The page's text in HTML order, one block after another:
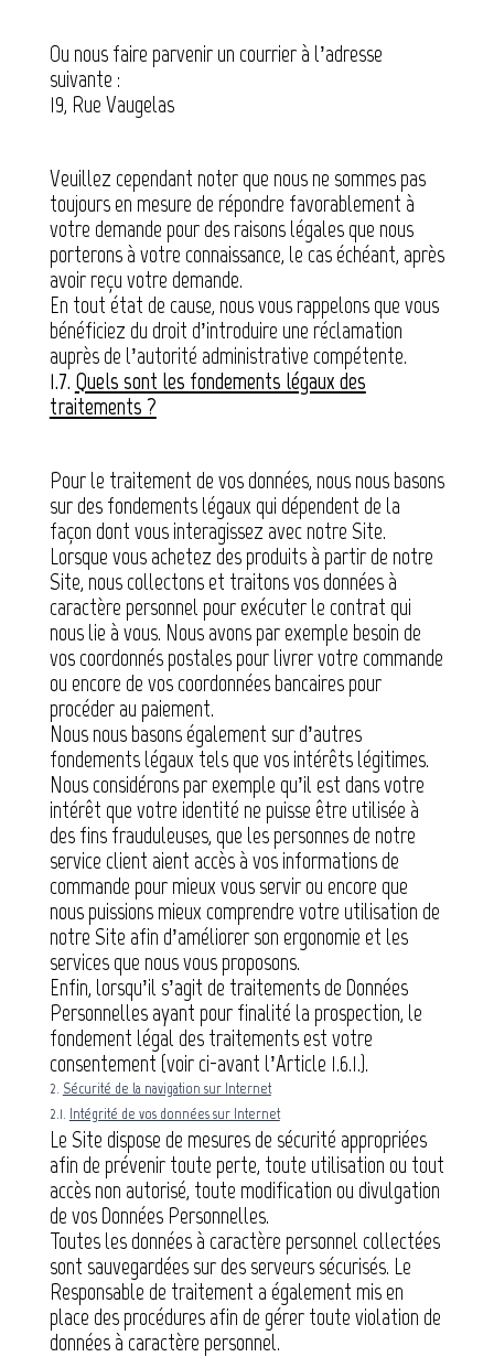
Ou nous faire parvenir un courrier à l’adresse
suivante :
19, Rue Vaugelas
Veuillez cependant noter que nous ne sommes pas
toujours en mesure de répondre favorablement à
votre demande pour des raisons légales que nous
porterons à votre connaissance, le cas échéant, après
avoir reçu votre demande.
En tout état de cause, nous vous rappelons que vous
bénéficiez du droit d’introduire une réclamation
auprès de l’autorité administrative compétente.
1.7. Quels sont les fondements légaux des
traitements ?
Pour le traitement de vos données, nous nous basons
sur des fondements légaux qui dépendent de la
façon dont vous interagissez avec notre Site.
Lorsque vous achetez des produits à partir de notre
Site, nous collectons et traitons vos données à
caractère personnel pour exécuter le contrat qui
nous lie à vous. Nous avons par exemple besoin de
vos coordonnés postales pour livrer votre commande
ou encore de vos coordonnées bancaires pour
procéder au paiement.
Nous nous basons également sur d’autres
fondements légaux tels que vos intérêts légitimes.
Nous considérons par exemple qu’il est dans votre
intérêt que votre identité ne puisse être utilisée à
des fins frauduleuses, que les personnes de notre
service client aient accès à vos informations de
commande pour mieux vous servir ou encore que
nous puissions mieux comprendre votre utilisation de
notre Site afin d’améliorer son ergonomie et les
services que nous vous proposons.
Enfin, lorsqu’il s’agit de traitements de Données
Personnelles ayant pour finalité la prospection, le
fondement légal des traitements est votre
consentement (voir ci-avant l’Article 1.6.1.).
2. Sécurité de la navigation sur Internet
2.1. Intégrité de vos données sur Internet
Le Site dispose de mesures de sécurité appropriées
afin de prévenir toute perte, toute utilisation ou tout
accès non autorisé, toute modification ou divulgation
de vos Données Personnelles.
Toutes les données à caractère personnel collectées
sont sauvegardées sur des serveurs sécurisés. Le
Responsable de traitement a également mis en
place des procédures afin de gérer toute violation de
données à caractère personnel.